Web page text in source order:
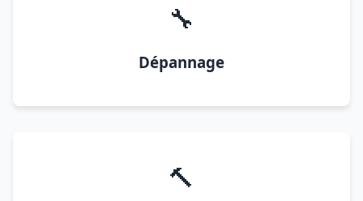
🔧
Dépannage
🔨